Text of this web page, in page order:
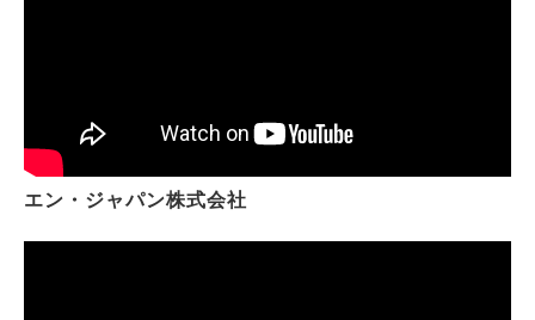
エン・ジャパン株式会社